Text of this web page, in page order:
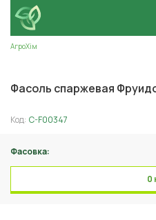
АгроХім
Фасоль спаржевая
Код: C-F00347
Фасовка:
0